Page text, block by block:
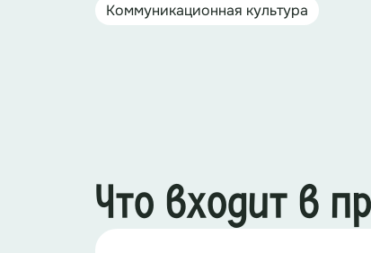
Коммуникационная культура
Что входит в